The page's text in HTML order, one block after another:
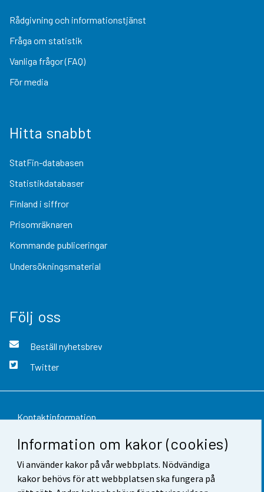
Information om kakor (cookies)
Vi använder kakor på vår webbplats. Nödvändiga
kakor behövs för att webbplatsen ska fungera på
Rådgivning och informationstjänst
Fråga om statistik
Vanliga frågor (FAQ)
För media
Hitta snabbt
StatFin-databasen
Statistikdatabaser
Finland i siffror
Prisomräknaren
Kommande publiceringar
Undersökningsmaterial
Följ oss
Beställ nyhetsbrev
Twitter
Kontaktinformation
Respons
Användarvillkor
Dataskydd